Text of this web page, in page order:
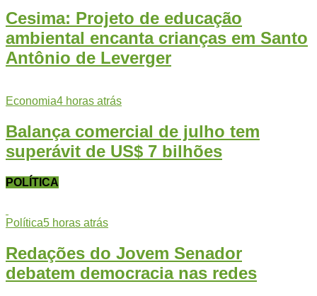
Cesima: Projeto de educação
ambiental encanta crianças em Santo
Antônio de Leverger
Economia4 horas atrás
Balança comercial de julho tem
superávit de US$ 7 bilhões
POLÍTICA
Política5 horas atrás
Redações do Jovem Senador
debatem democracia nas redes